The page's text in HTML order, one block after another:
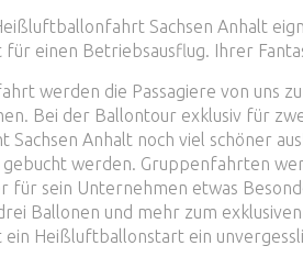
Sachsen Anhalt
einen Betriebsausflug. Ihrer
werden die Passagiere von uns
Bei der Ballontour exklusiv für
Sachsen Anhalt noch viel schöner
gebucht werden. Gruppenfahrten
für sein Unternehmen etwas
Ballonen und mehr zum
Heißluftballonstart ein